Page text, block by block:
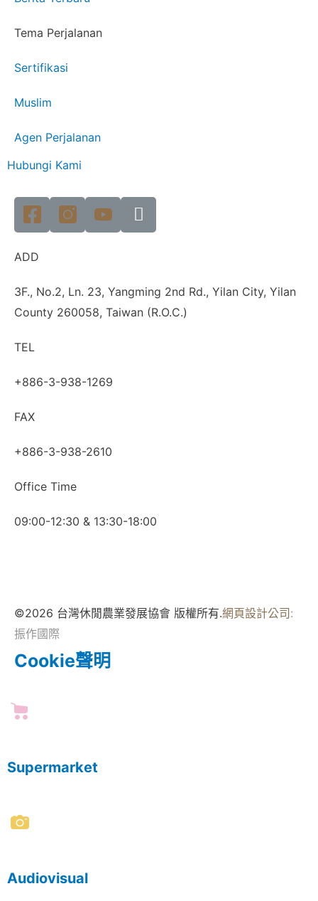
Tema Perjalanan
Sertifikasi
Muslim
Agen Perjalanan
Hubungi Kami
ADD
3F., No.2, Ln. 23, Yangming 2nd Rd., Yilan City, Yilan
County 260058, Taiwan (R.O.C.)
TEL
+886-3-938-1269
FAX
+886-3-938-2610
Office Time
09:00-12:30 & 13:30-18:00
©2026 台灣休閒農業發展協會 版權所有.網頁設計公司:
振作國際
Cookie聲明
Supermarket
Audiovisual